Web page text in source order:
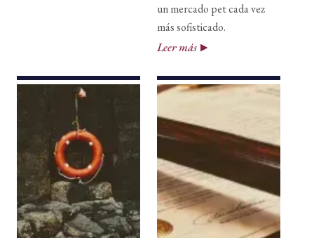
un mercado pet cada vez
más sofisticado.
Leer más